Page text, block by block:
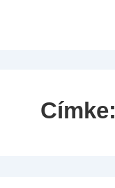
Címke: